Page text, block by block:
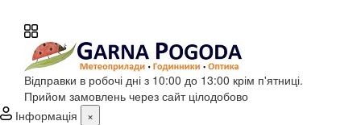
Відправки в робочі дні з 10:00 до 13:00 крім п'ятниці.
Прийом замовлень через сайт цілодобово
Інформація
×